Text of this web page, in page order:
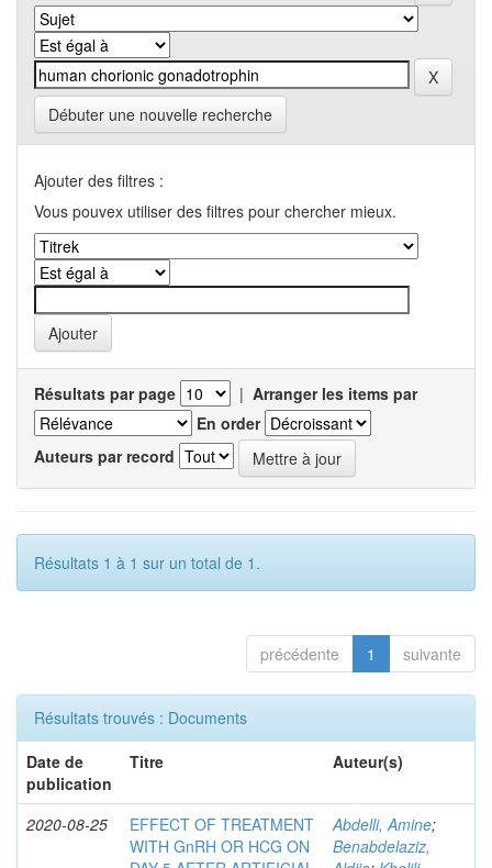
Débuter une nouvelle recherche
Ajouter des filtres :
Vous pouvex utiliser des filtres pour chercher mieux.
Résultats par page | Arranger les items par
En order
Auteurs par record
Résultats 1 à 1 sur un total de 1.
précédente 1 suivante
Résultats trouvés : Documents
Date de
publication
Titre Auteur(s)
2020-08-25
EFFECT OF TREATMENT
WITH GnRH OR HCG ON
Abdelli, Amine;
Benabdelaziz,